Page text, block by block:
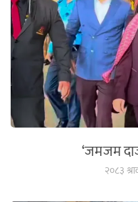
‘जमजम
२०८३